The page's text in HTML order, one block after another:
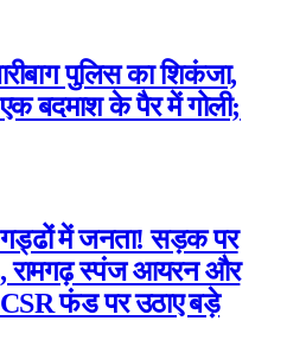
पुलिस का शिकंजा,
बदमाश के पैर में गोली;
गड्ढों में जनता! सड़क पर
रामगढ़ स्पंज आयरन और
फंड पर उठाए बड़े